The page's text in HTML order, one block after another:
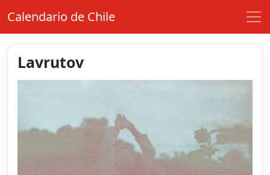
Calendario de Chile
Lavrutov